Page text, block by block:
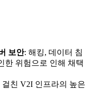
보안: 해킹, 데이터 침
한 위험으로 인해 채택
친 V2I 인프라의 높은